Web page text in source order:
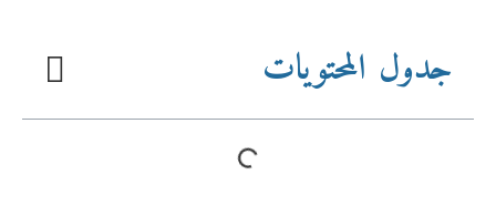
جدول المحتويات